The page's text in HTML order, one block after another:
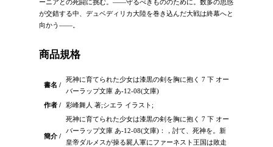
ーニアとの死闘に挑む。――守るべきもののために。数多の思惑
が交錯する中、デュベディリカ大陸を巻き込んだ大戦は終幕へと
向かう――。
商品規格
書名 /
死神に育てられた少女は漆黒の剣を胸に抱く 7 下 オー
バーラップ文庫 あ-12-08(文庫)
作者 /
彩峰舞人 著;シエラ イラスト;
簡介 /
死神に育てられた少女は漆黒の剣を胸に抱く 7 下 オー
バーラップ文庫 あ-12-08(文庫)：，討て、死神を。新
皇帝ダルメスが操る屍人軍にファーネスト王国は敗走